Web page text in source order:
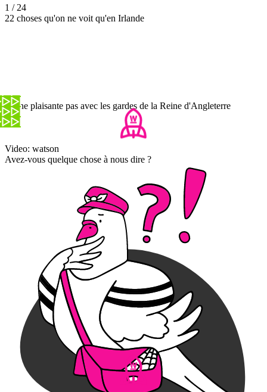
1 / 24
22 choses qu'on ne voit qu'en Irlande
On ne plaisante pas avec les gardes de la Reine d'Angleterre
Video: watson
Avez-vous quelque chose à nous dire ?